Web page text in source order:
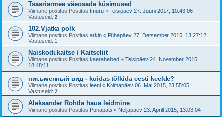
Tsaariarmee väeosade küsimused
Viimane postitus Postitas tmuru « Teisipäev 27. Juuni 2017, 10:43:06
Vastuseid: 2
102.Vjatka polk
Viimane postitus Postitas arkin « Pühapäev 27. Detsember 2015, 13:27:12
Vastuseid: 1
Naiskodukaitse / Kaitseliit
Viimane postitus Postitas kaerahelbed « Teisipäev 24. November 2015,
18:48:11
письменный вид - kuidas tõlkida eesti keelde?
Viimane postitus Postitas leeni « Kolmapäev 06. Mai 2015, 23:55:05
Vastuseid: 2
Aleksander Rohtla haua leidmine
Viimane postitus Postitas Punapats « Neljapäev 23. Aprill 2015, 13:03:04